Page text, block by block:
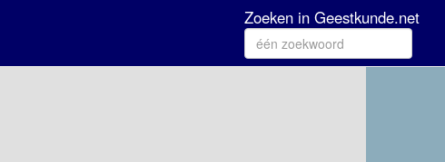
Zoeken in Geestkunde.net